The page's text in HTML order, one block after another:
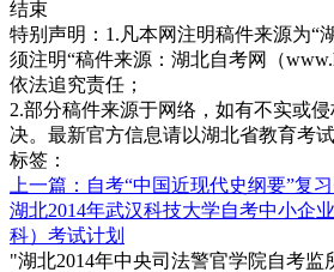
结束
特别声明：1.凡本网注明稿件来源为“
须注明“稿件来源：湖北自考网（
依法追究责任；
2.部分稿件来源于网络，如有不实或
决。最新官方信息请以湖北省教育考
标签：
上一篇：自考“中国近现代史纲要”复
湖北2014年武汉科技大学自考中小企
科）考试计划
"湖北2014年中央司法警官学院自考监